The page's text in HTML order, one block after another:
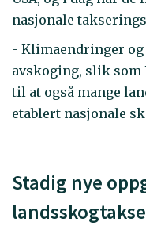
nasjonale
- Klimaendringer
avskoging, slik som
til at også mange
etablert nasjonale
Stadig nye